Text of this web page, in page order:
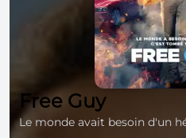
Free Guy
Le monde avait besoin d'un